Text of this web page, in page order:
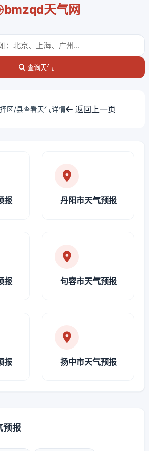
bmzqd天气网
查询天气
区/县查看天气详情 返回上一页
报 丹阳市天气预报
报 句容市天气预报
报 扬中市天气预报
预报